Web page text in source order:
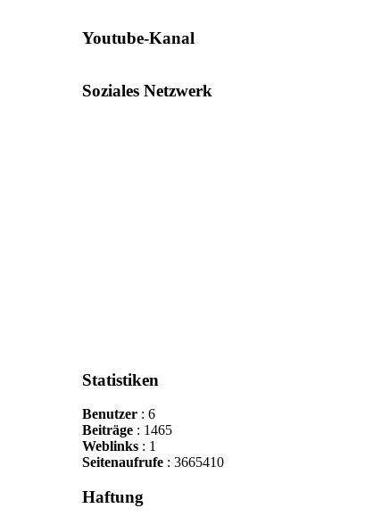
Youtube-Kanal
Soziales Netzwerk
Statistiken
Benutzer : 6
Beiträge : 1465
Weblinks : 1
Seitenaufrufe : 3665410
Haftung